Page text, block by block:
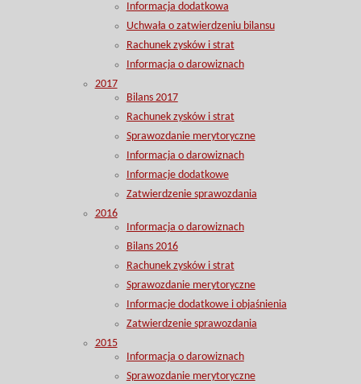
Informacja dodatkowa
Uchwała o zatwierdzeniu bilansu
Rachunek zysków i strat
Informacja o darowiznach
2017
Bilans 2017
Rachunek zysków i strat
Sprawozdanie merytoryczne
Informacja o darowiznach
Informacje dodatkowe
Zatwierdzenie sprawozdania
2016
Informacja o darowiznach
Bilans 2016
Rachunek zysków i strat
Sprawozdanie merytoryczne
Informacje dodatkowe i objaśnienia
Zatwierdzenie sprawozdania
2015
Informacja o darowiznach
Sprawozdanie merytoryczne